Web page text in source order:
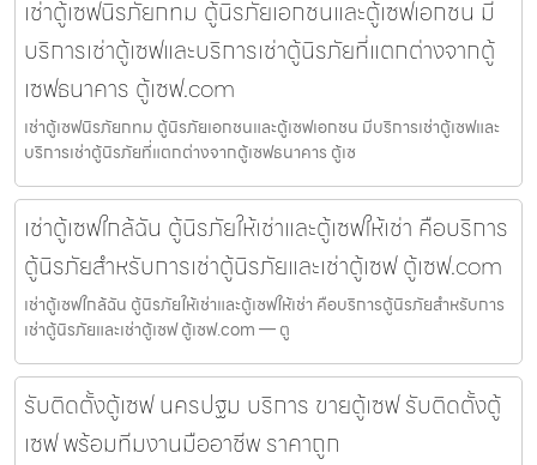
เช่าตู้เซฟนิรภัยกทม ตู้นิรภัยเอกชนและตู้เซฟเอกชน มี
บริการเช่าตู้เซฟและบริการเช่าตู้นิรภัยที่แตกต่างจากตู้
เซฟธนาคาร ตู้เซฟ.com
เช่าตู้เซฟนิรภัยกทม ตู้นิรภัยเอกชนและตู้เซฟเอกชน มีบริการเช่าตู้เซฟและ
บริการเช่าตู้นิรภัยที่แตกต่างจากตู้เซฟธนาคาร ตู้เซ
เช่าตู้เซฟใกล้ฉัน ตู้นิรภัยให้เช่าและตู้เซฟให้เช่า คือบริการ
ตู้นิรภัยสำหรับการเช่าตู้นิรภัยและเช่าตู้เซฟ ตู้เซฟ.com
เช่าตู้เซฟใกล้ฉัน ตู้นิรภัยให้เช่าและตู้เซฟให้เช่า คือบริการตู้นิรภัยสำหรับการ
เช่าตู้นิรภัยและเช่าตู้เซฟ ตู้เซฟ.com — ตู
รับติดตั้งตู้เซฟ นครปฐม บริการ ขายตู้เซฟ รับติดตั้งตู้
เซฟ พร้อมทีมงานมืออาชีพ ราคาถูก